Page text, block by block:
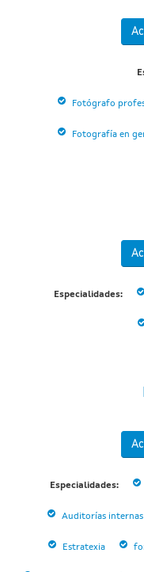
Fotógrafo
Fotografía en
Especialidades:
Especialidades:
Auditorías internas
Estratexia